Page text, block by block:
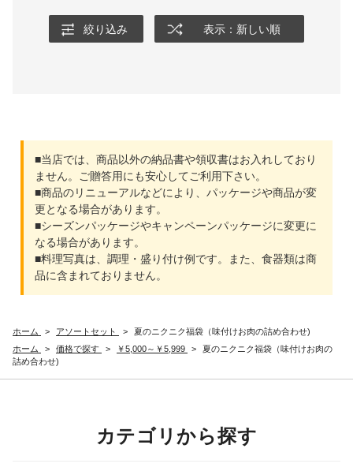
■当店では、商品以外の納品書や領収書はお入れしており
ません。ご贈答用にも安心してご利用下さい。
■商品のリニューアルなどにより、パッケージや商品が変
更となる場合があります。
■シーズンパッケージやキャンペーンパッケージに変更に
なる場合があります。
■料理写真は、調理・盛り付け例です。また、食器類は商
品に含まれておりません。
絞り込み 表示：新しい順
ホーム > アソートセット >
夏のニクニク福袋（味付けお肉の詰め合わせ)
ホーム
> 価格で探す > ￥5,000～￥5,999 >
夏のニクニク福袋（味付けお肉の
詰め合わせ)
カテゴリから探す